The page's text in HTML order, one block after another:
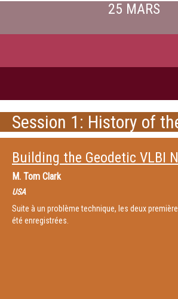
25 MARS
Session 1: History of
Building the Geodetic VLBI
M. Tom Clark
USA
Suite à un problème technique, les deux
été enregistrées.